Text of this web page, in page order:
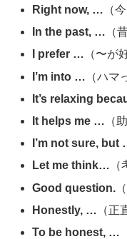
Right now, … （
In the past, … （
I prefer … （〜が
I’m into … （ハマ
It’s relaxing
It helps me … （
I’m not sure, but
Let me think…
Good question.
Honestly, … （正
To be honest, …